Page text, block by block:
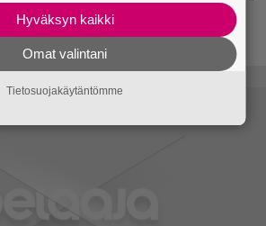
– aikoo silti pysyä
Hyväksyn kaikki
Omat valintani
Tietosuojakäytäntömme